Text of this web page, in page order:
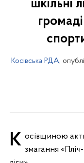
шкільні
Косівська РДА,
Косівщиною активно крокують учнівські змагання